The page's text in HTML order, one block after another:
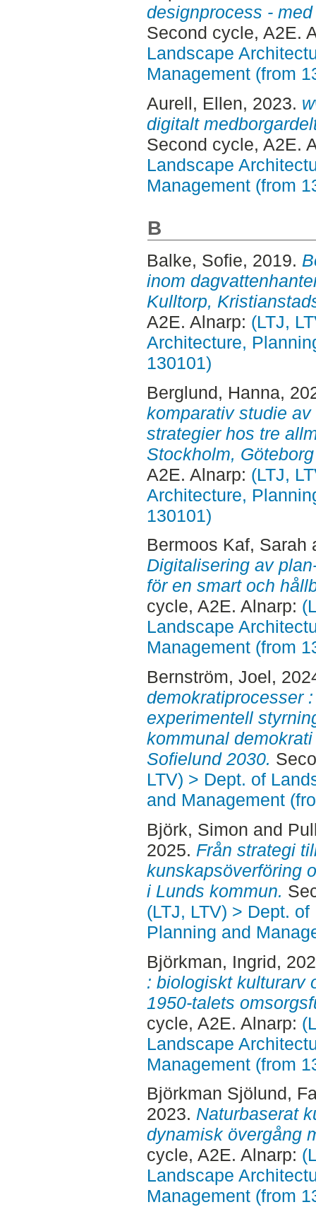
designprocess -
Second cycle, A2E.
Landscape
Management (from
Aurell, Ellen, 2023.
digitalt
Second cycle, A2E.
Landscape
Management (from
B
Balke, Sofie, 2019.
inom
Kulltorp,
A2E. Alnarp: (LTJ,
Architecture,
130101)
Berglund, Hanna,
komparativ studie
strategier hos tre
Stockholm,
A2E. Alnarp: (LTJ,
Architecture,
130101)
Bermoos Kaf, Sarah
Digitalisering av
för en smart och
cycle, A2E. Alnarp:
Landscape
Management (from
Bernström, Joel,
demokratiprocesser
experimentell
kommunal
Sofielund 2030.
LTV) > Dept. of
and Management
Björk, Simon and
2025. Från strategi
kunskapsöverföring
i Lunds kommun.
(LTJ, LTV) > Dept.
Planning and
Björkman, Ingrid,
: biologiskt kulturarv
1950-talets
cycle, A2E. Alnarp:
Landscape
Management (from
Björkman Sjölund,
2023. Naturbaserat
dynamisk övergång
cycle, A2E. Alnarp:
Landscape
Management (from